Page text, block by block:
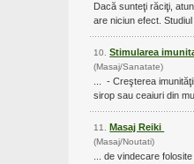
Dacă sunteţi răciţi,
are niciun
10.Stimularea
(Masaj/Sanatate)
... - Creşterea
sirop sau ceaiuri din
11. Masaj Reiki
(Masaj/Noutati)
... de vindecare